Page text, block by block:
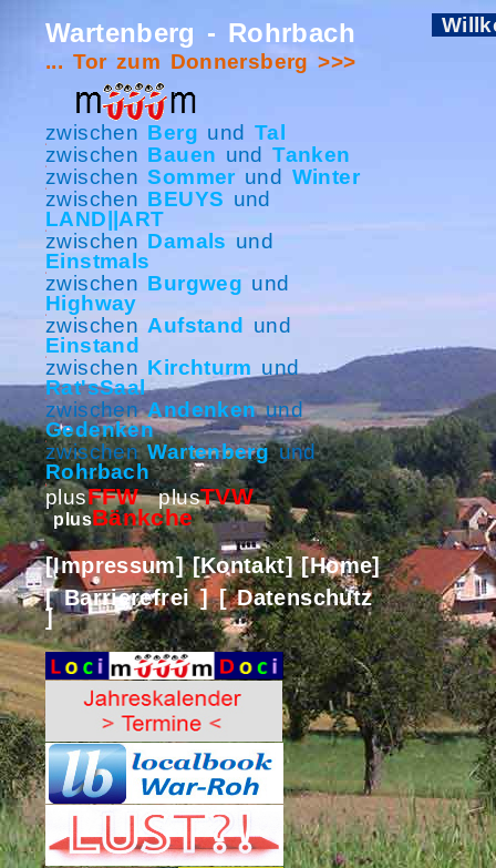
Wartenberg - Rohrbach
... Tor zum Donnersberg >>>
zwischen Berg und Tal
zwischen Bauen undTanken
zwischen Sommer und Winter
zwischen BEUYS und
LAND||ART
zwischen Damals und
Einstmals
zwischen Burgweg und
Highway
zwischen Aufstand
und
Einstand
zwischen Kirchturm und
Rat'sSaal
zwischenAndenkenund
Gedenken
zwischenWartenbergund
Rohrbach
plusFFWplusTVW
plusBänkche
[Impressum] [Kontakt] [Home]
[ Barrierefrei ][ Datenschutz
]